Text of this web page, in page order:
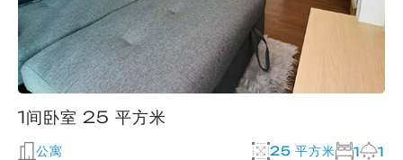
1间卧室 25 平方米
公寓 25 平方米 1 1